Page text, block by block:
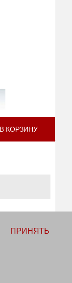
КОРЗИНУ
ПРИНЯТЬ